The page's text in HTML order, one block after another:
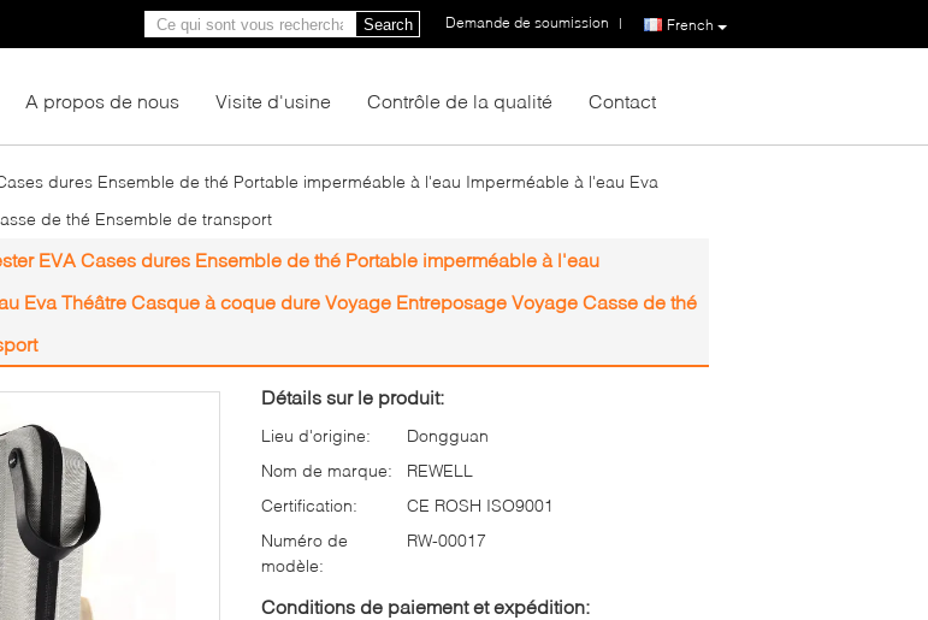
French
Demande de soumission |
Search
A propos de nous Visite d'usine Contrôle de la qualité Contact
dures Ensemble de thé Portable imperméable à l'eau Imperméable à l'eau Eva
de thé Ensemble de transport
EVA Cases dures Ensemble de thé Portable imperméable à l'eau
Eva Théâtre Casque à coque dure Voyage Entreposage Voyage Casse de thé
Détails sur le produit:
Lieu d'origine:
Dongguan
Nom de marque:
REWELL
Certification:
CE ROSH ISO9001
Numéro de
modèle:
RW-00017
Conditions de paiement et expédition: